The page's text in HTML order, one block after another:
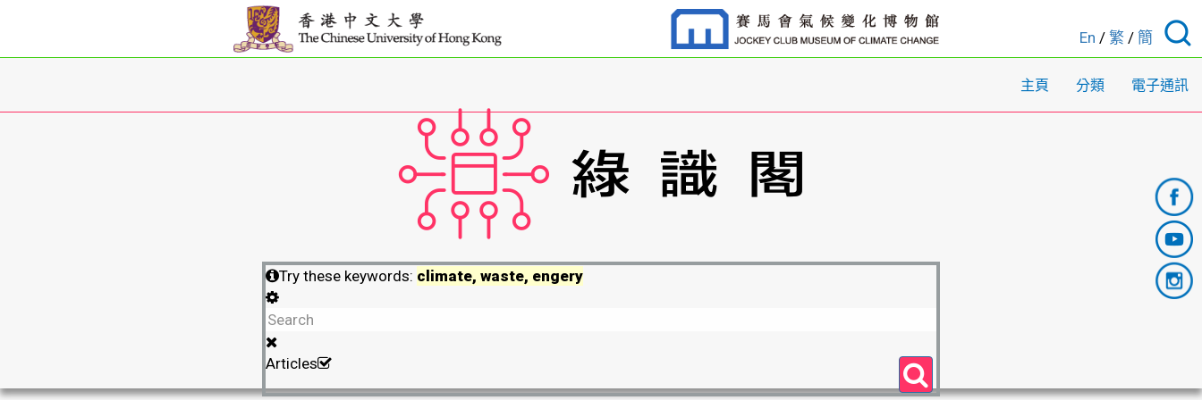
En / 繁 / 簡
主頁 分類 電子通訊
Try these keywords: climate, waste, engery
Articles